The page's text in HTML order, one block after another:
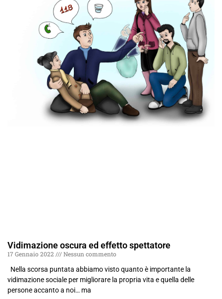
Vidimazione oscura ed effetto spettatore
17 Gennaio 2022
Nessun commento
Nella scorsa puntata abbiamo visto quanto è importante la
vidimazione sociale per migliorare la propria vita e quella delle
persone accanto a noi… ma